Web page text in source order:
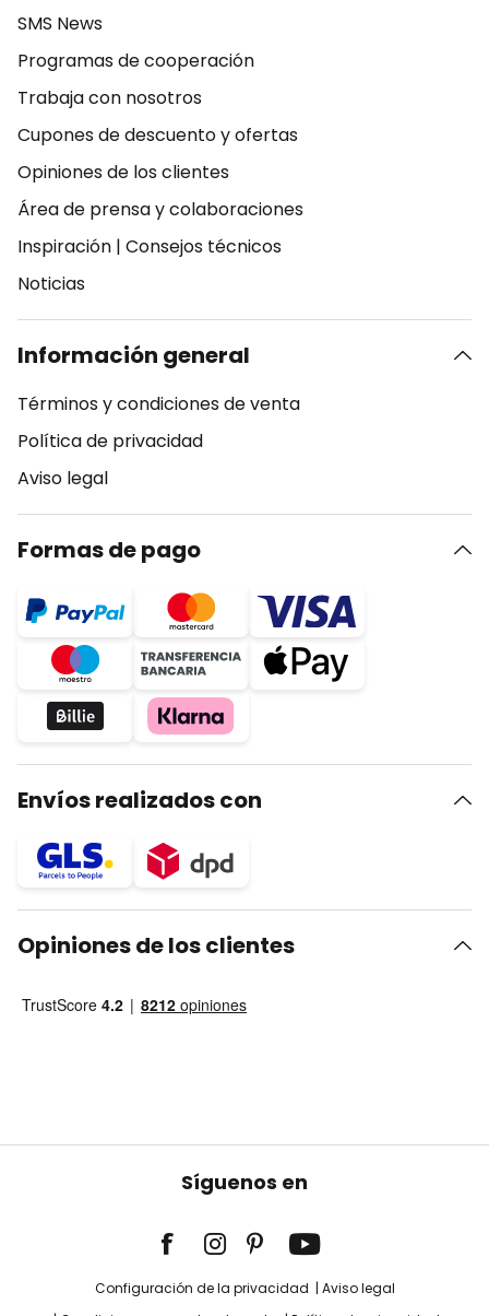
SMS News
Programas de cooperación
Trabaja con nosotros
Cupones de descuento y ofertas
Opiniones de los clientes
Área de prensa y colaboraciones
Inspiración | Consejos técnicos
Noticias
Información general
Términos y condiciones de venta
Política de privacidad
Aviso legal
Formas de pago
Envíos realizados con
Opiniones de los clientes
Síguenos en
Configuración de la privacidad
Aviso legal